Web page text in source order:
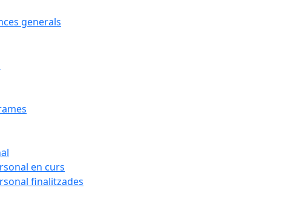
generals
en curs
finalitzades